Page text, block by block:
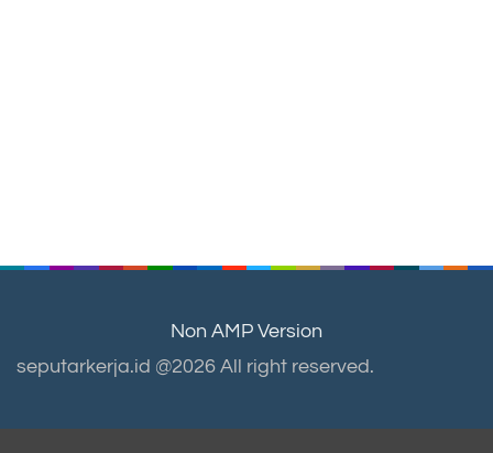
Non AMP Version
seputarkerja.id @2026 All right reserved.